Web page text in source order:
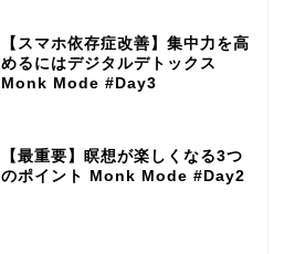
【スマホ依存症改善】集中力を高
めるにはデジタルデトックス
Monk Mode #Day3
【最重要】瞑想が楽しくなる3つ
のポイント Monk Mode #Day2